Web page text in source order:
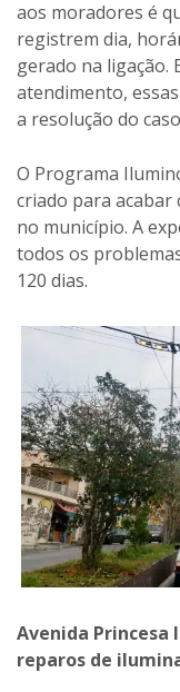
aos moradores é
registrem dia,
gerado na ligação.
atendimento,
a resolução do
O Programa
criado para acabar
no município. A
todos os
120 dias.
Avenida Princesa
reparos de